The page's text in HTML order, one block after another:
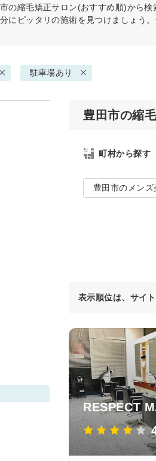
の縮毛矯正サロン(おすすめ順)から
にピッタリの施術を見つけましょう
駐車場あり
豊田市の縮
町村から探す
豊田市のメン
表示順位は、サイ
RESPECT